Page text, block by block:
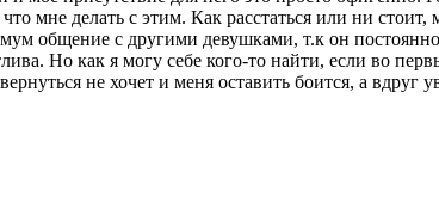
мне делать с этим. Как расстаться или ни
общение с другими девушками, т.к он
Но как я могу себе кого-то найти, если во
не хочет и меня оставить боится, а вдруг